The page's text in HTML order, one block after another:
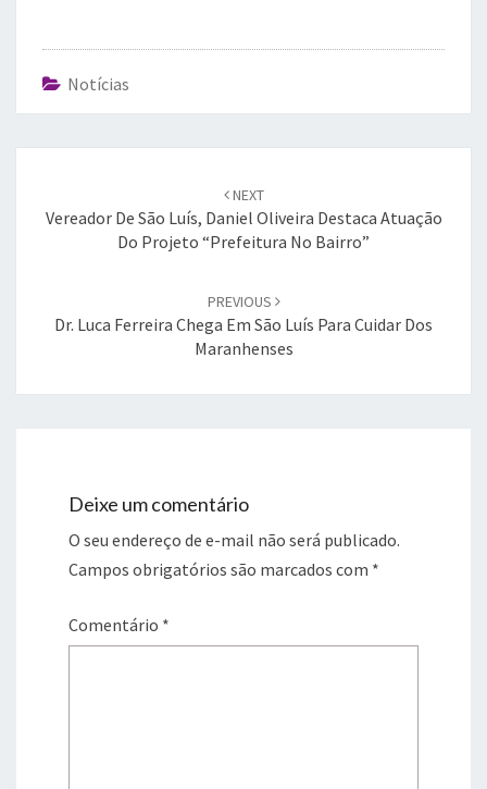
Notícias
NEXT
Vereador De São Luís, Daniel Oliveira Destaca Atuação
Do Projeto “Prefeitura No Bairro”
PREVIOUS
Dr. Luca Ferreira Chega Em São Luís Para Cuidar Dos
Maranhenses
Deixe um comentário
O seu endereço de e-mail não será publicado.
Campos obrigatórios são marcados com *
Comentário *